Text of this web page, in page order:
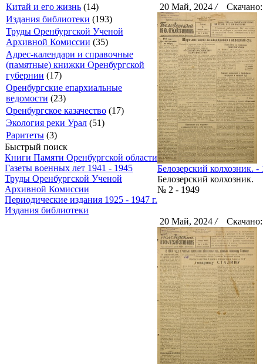
Китай и его жизнь (14)
Издания библиотеки (193)
Труды Оренбургской Ученой
Архивной Комиссии (35)
Адрес-календари и справочные
(памятные) книжки Оренбургской
губернии (17)
Оренбургские епархиальные
ведомости (23)
Оренбургское казачество (17)
Экология реки Урал (51)
Раритеты (3)
Быстрый поиск
Книги Памяти Оренбургской области
Газеты военных лет 1941 - 1945
Труды Оренбургской Ученой
Архивной Комиссии
Периодические издания 1925 - 1947 г.
Издания библиотеки
20 Май, 2024 /
Белозерский колхозник.
Белозерский колхозник.
№ 2 - 1949
20 Май, 2024 /